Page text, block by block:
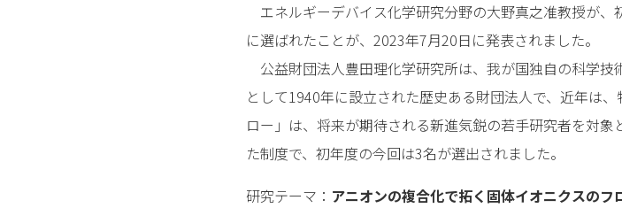
エネルギーデバイス化学研究分野の大野真之准教授が
に選ばれたことが、2023年7月20日に発表されました。
公益財団法人豊田理化学研究所は、我が国独自の科学
として1940年に設立された歴史ある財団法人で、近年は
ロー」は、将来が期待される新進気鋭の若手研究者を対
た制度で、初年度の今回は3名が選出されました。
研究テーマ： アニオンの複合化で拓く固体イオニクスのフ